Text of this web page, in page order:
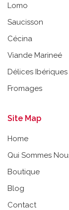
Lomo
Saucisson
Cécina
Viande Marineé
Délices Ibériques
Fromages
Site Map
Home
Qui Sommes
Boutique
Blog
Contact